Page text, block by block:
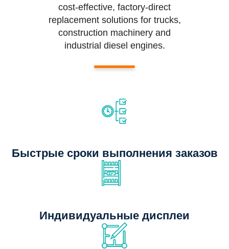
cost-effective, factory-direct
replacement solutions for trucks,
construction machinery and
industrial diesel engines.
Быстрые сроки выполнения заказов
Индивидуальные дисплеи